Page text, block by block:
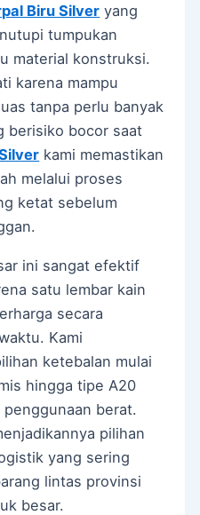
Biru Silver yang
tumpukan
material konstruksi.
karena mampu
tanpa perlu banyak
berisiko bocor saat
kami memastikan
melalui proses
ketat sebelum
ini sangat efektif
satu lembar kain
secara
Kami
ketebalan mulai
hingga tipe A20
berat.
pilihan
yang sering
lintas provinsi
besar.